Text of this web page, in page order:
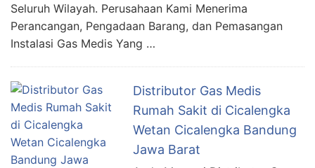
Seluruh Wilayah. Perusahaan Kami Menerima
Perancangan, Pengadaan Barang, dan Pemasangan
Instalasi Gas Medis Yang …
Distributor Gas Medis
Rumah Sakit di Cicalengka
Wetan Cicalengka Bandung
Jawa Barat